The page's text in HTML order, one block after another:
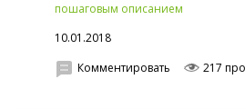
пошаговым описанием
10.01.2018
Комментировать
217